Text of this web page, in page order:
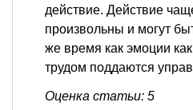
действие. Действие
произвольны и могут
же время как эмоции
трудом поддаются
Оценка статьи: 5